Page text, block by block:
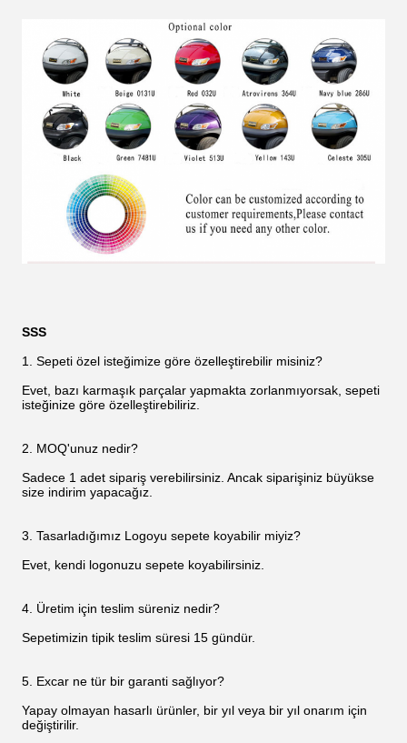
SSS
1. Sepeti özel isteğimize göre özelleştirebilir misiniz?
Evet, bazı karmaşık parçalar yapmakta zorlanmıyorsak, sepeti
isteğinize göre özelleştirebiliriz.
2. MOQ'unuz nedir?
Sadece 1 adet sipariş verebilirsiniz. Ancak siparişiniz büyükse
size indirim yapacağız.
3. Tasarladığımız Logoyu sepete koyabilir miyiz?
Evet, kendi logonuzu sepete koyabilirsiniz.
4. Üretim için teslim süreniz nedir?
Sepetimizin tipik teslim süresi 15 gündür.
5. Excar ne tür bir garanti sağlıyor?
Yapay olmayan hasarlı ürünler, bir yıl veya bir yıl onarım için
değiştirilir.